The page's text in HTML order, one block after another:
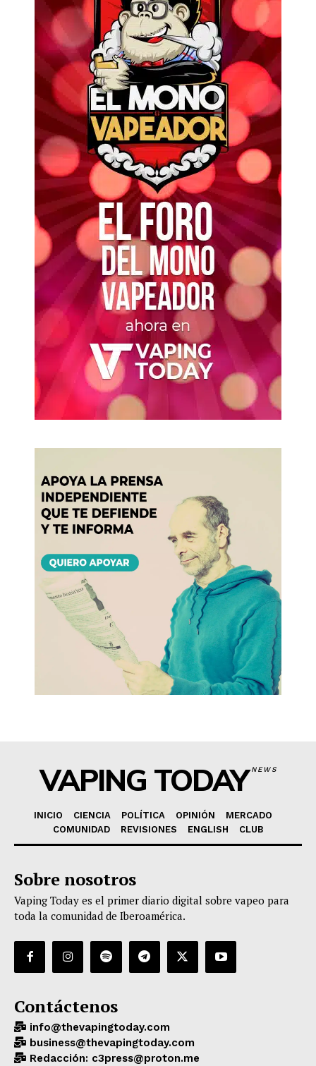
VAPING TODAYNEWS
INICIO CIENCIA POLÍTICA OPINIÓN
MERCADO
COMUNIDAD
REVISIONES ENGLISH CLUB
Sobre nosotros
Vaping Today es el primer diario digital sobre vapeo para
toda la comunidad de Iberoamérica.
Contáctenos
info@thevapingtoday.com
business@thevapingtoday.com
Redacción: c3press@proton.me